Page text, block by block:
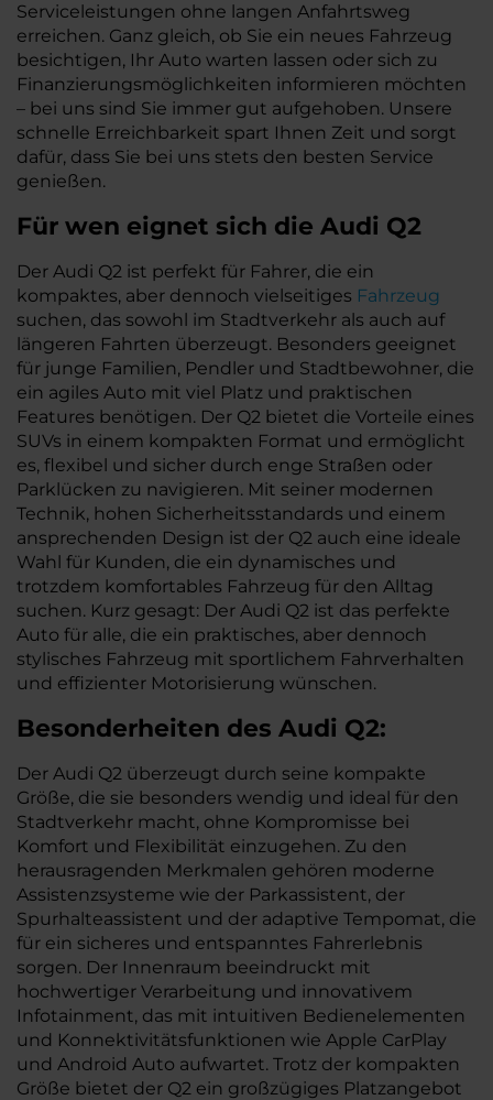
Serviceleistungen ohne langen Anfahrtsweg
erreichen. Ganz gleich, ob Sie ein neues Fahrzeug
besichtigen, Ihr Auto warten lassen oder sich zu
Finanzierungsmöglichkeiten informieren möchten
– bei uns sind Sie immer gut aufgehoben. Unsere
schnelle Erreichbarkeit spart Ihnen Zeit und sorgt
dafür, dass Sie bei uns stets den besten Service
genießen.
Für wen eignet sich die Audi Q2
Der Audi Q2 ist perfekt für Fahrer, die ein
kompaktes, aber dennoch vielseitiges Fahrzeug
suchen, das sowohl im Stadtverkehr als auch auf
längeren Fahrten überzeugt. Besonders geeignet
für junge Familien, Pendler und Stadtbewohner, die
ein agiles Auto mit viel Platz und praktischen
Features benötigen. Der Q2 bietet die Vorteile eines
SUVs in einem kompakten Format und ermöglicht
es, flexibel und sicher durch enge Straßen oder
Parklücken zu navigieren. Mit seiner modernen
Technik, hohen Sicherheitsstandards und einem
ansprechenden Design ist der Q2 auch eine ideale
Wahl für Kunden, die ein dynamisches und
trotzdem komfortables Fahrzeug für den Alltag
suchen. Kurz gesagt: Der Audi Q2 ist das perfekte
Auto für alle, die ein praktisches, aber dennoch
stylisches Fahrzeug mit sportlichem Fahrverhalten
und effizienter Motorisierung wünschen.
Besonderheiten des Audi Q2:
Der Audi Q2 überzeugt durch seine kompakte
Größe, die sie besonders wendig und ideal für den
Stadtverkehr macht, ohne Kompromisse bei
Komfort und Flexibilität einzugehen. Zu den
herausragenden Merkmalen gehören moderne
Assistenzsysteme wie der Parkassistent, der
Spurhalteassistent und der adaptive Tempomat, die
für ein sicheres und entspanntes Fahrerlebnis
sorgen. Der Innenraum beeindruckt mit
hochwertiger Verarbeitung und innovativem
Infotainment, das mit intuitiven Bedienelementen
und Konnektivitätsfunktionen wie Apple CarPlay
und Android Auto aufwartet. Trotz der kompakten
Größe bietet der Q2 ein großzügiges Platzangebot